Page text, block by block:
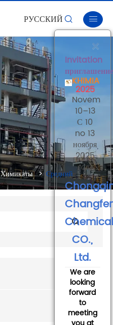
РУССКИЙ 
Химикаты Средний
×
Invitation
приглашение
KHIMIA
2025
10–13
С 10
no 13
ноября
2025
года
Chemical
CO.,
Ltd.
We are
looking
forward
to
meeting